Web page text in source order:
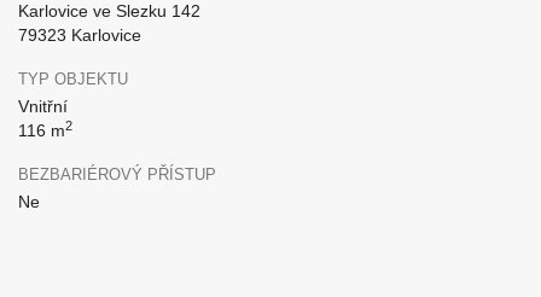
Karlovice ve Slezku 142
79323 Karlovice
TYP OBJEKTU
Vnitřní
116 m2
BEZBARIÉROVÝ PŘÍSTUP
Ne